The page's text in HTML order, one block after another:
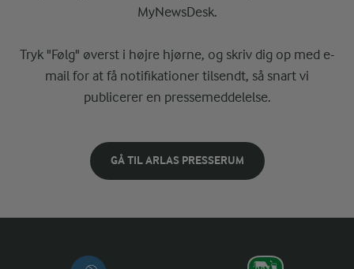
MyNewsDesk.
Tryk "Følg" øverst i højre hjørne, og skriv dig op med e-
mail for at få notifikationer tilsendt, så snart vi
publicerer en pressemeddelelse.
GÅ TIL ARLAS PRESSERUM